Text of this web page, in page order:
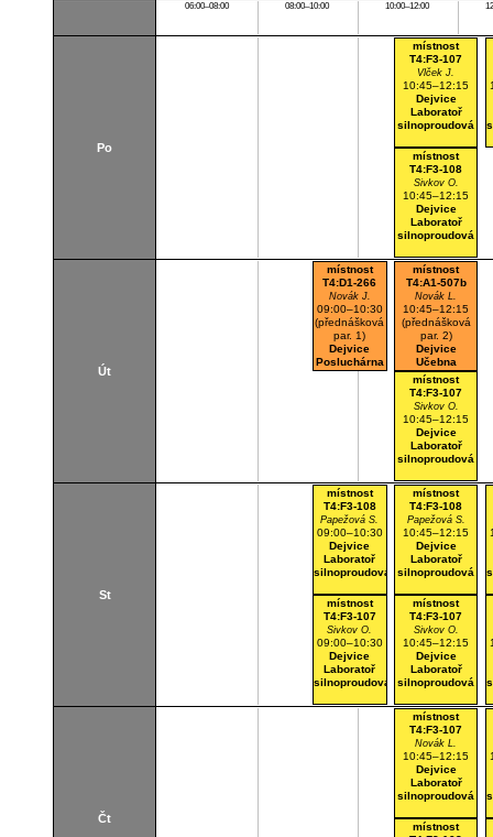
06:00–08:00 08:00–10:00 10:00–12:00
Po
místnost
T4:F3-107
Vlček J.
10:45–12:15
Dejvice
Laboratoř
silnoproudová
místnost
T4:F3-108
Sivkov O.
10:45–12:15
Dejvice
Laboratoř
silnoproudová
Út
místnost
T4:D1-266
Novák J.
09:00–10:30
(přednášková
par. 1)
Dejvice
Posluchárna
místnost
T4:A1-507b
Novák L.
10:45–12:15
(přednášková
par. 2)
Dejvice
Učebna
místnost
T4:F3-107
Sivkov O.
10:45–12:15
Dejvice
Laboratoř
silnoproudová
St
místnost
T4:F3-108
Papežová S.
09:00–10:30
Dejvice
Laboratoř
silnoproudová
místnost
T4:F3-108
Papežová S.
10:45–12:15
Dejvice
Laboratoř
silnoproudová
místnost
T4:F3-107
Sivkov O.
09:00–10:30
Dejvice
Laboratoř
silnoproudová
místnost
T4:F3-107
Sivkov O.
10:45–12:15
Dejvice
Laboratoř
silnoproudová
Čt
místnost
T4:F3-107
Novák L.
10:45–12:15
Dejvice
Laboratoř
silnoproudová
místnost